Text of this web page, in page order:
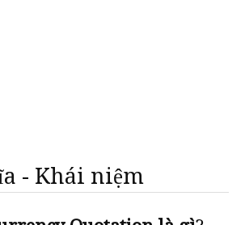
- Khái niệm